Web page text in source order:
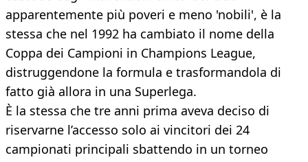
apparentemente più poveri e meno 'nobili', è la
stessa che nel 1992 ha cambiato il nome della
Coppa dei Campioni in Champions League,
distruggendone la formula e trasformandola di
fatto già allora in una Superlega.
È la stessa che tre anni prima aveva deciso di
riservarne l’accesso solo ai vincitori dei 24
campionati principali sbattendo in un torneo